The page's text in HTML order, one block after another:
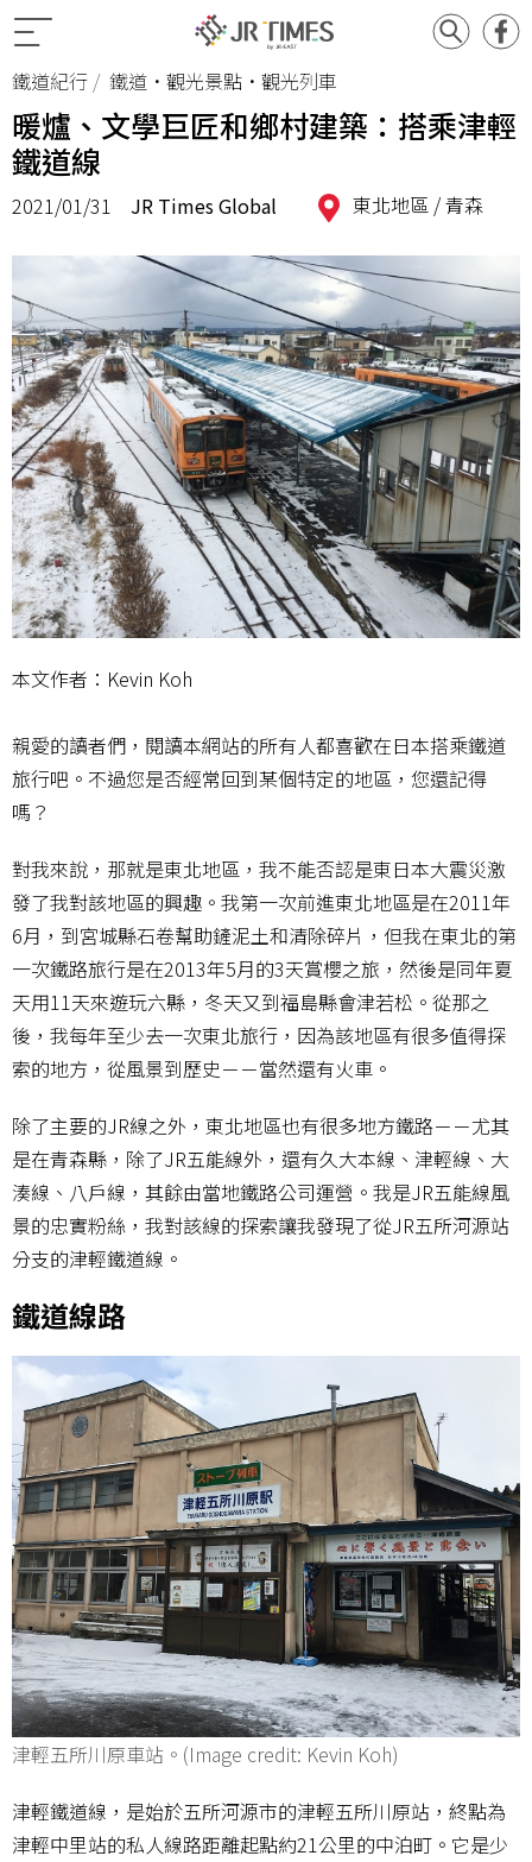
鐵道紀行 鐵道•觀光景點•觀光列車
暖爐、文學巨匠和鄉村建築：搭乘津輕
鐵道線
2021/01/31 JR Times Global 東北地區 /青森
本文作者：Kevin Koh
親愛的讀者們，閱讀本網站的所有人都喜歡在日本搭乘鐵道
旅行吧。不過您是否經常回到某個特定的地區，您還記得
嗎？
對我來說，那就是東北地區，我不能否認是東日本大震災激
發了我對該地區的興趣。我第一次前進東北地區是在2011年
6月，到宮城縣石卷幫助鏟泥土和清除碎片，但我在東北的第
一次鐵路旅行是在2013年5月的3天賞櫻之旅，然後是同年夏
天用11天來遊玩六縣，冬天又到福島縣會津若松。從那之
後，我每年至少去一次東北旅行，因為該地區有很多值得探
索的地方，從風景到歷史－－當然還有火車。
除了主要的JR線之外，東北地區也有很多地方鐵路－－尤其
是在青森縣，除了JR五能線外，還有久大本線、津輕線、大
湊線、八戶線，其餘由當地鐵路公司運營。我是JR五能線風
景的忠實粉絲，我對該線的探索讓我發現了從JR五所河源站
分支的津輕鐵道線。
鐵道線路
津輕五所川原車站。(Image credit: Kevin Koh)
津輕鐵道線，是始於五所河源市的津輕五所川原站，終點為
津輕中里站的私人線路距離起點約21公里的中泊町。它是少